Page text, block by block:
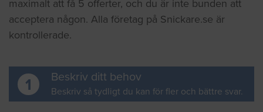
maximalt att få 5 offerter, och du är inte bunden att
acceptera någon. Alla företag på Snickare.se är
kontrollerade.
1 Beskriv ditt behov
Beskriv så tydligt du kan för fler och bättre svar.